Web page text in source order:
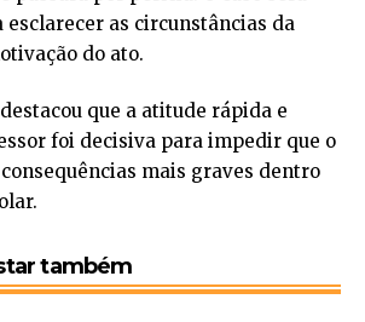
as circunstâncias da
do ato.
que a atitude rápida e
foi decisiva para impedir que o
mais graves dentro
também